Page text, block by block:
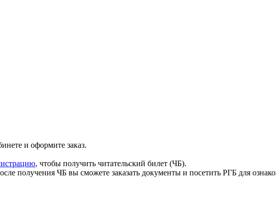
и оформите заказ.
, чтобы получить читательский билет (ЧБ).
получения ЧБ вы сможете заказать документы и посетить РГБ для